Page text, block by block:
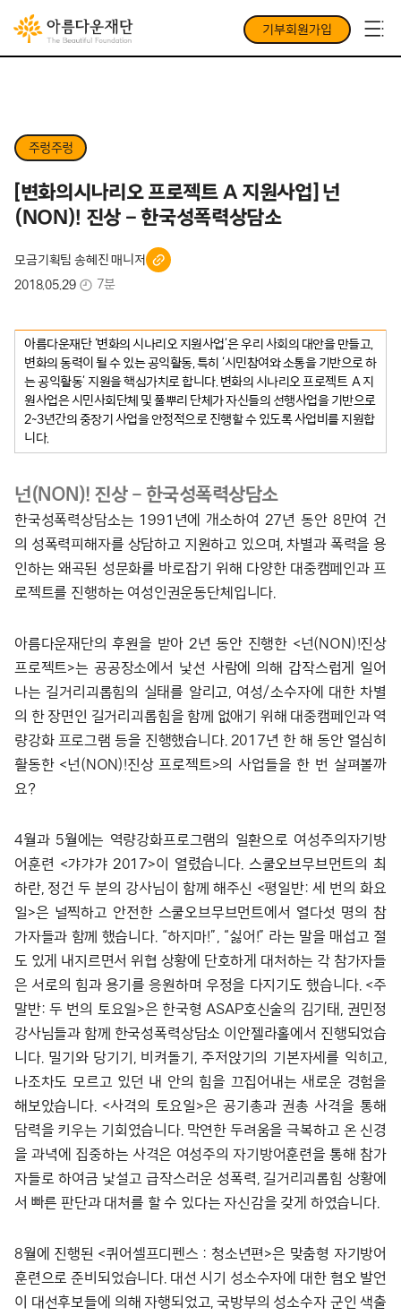
기부회원가입
주렁주렁
[변화의시나리오 프로젝트 A 지원사업] 넌
(NON)! 진상 – 한국성폭력상담소
모금기획팀 송혜진 매니저
2018.05.29
7분
아름다운재단 ‘변화의 시나리오 지원사업’은 우리 사회의 대안을 만들고,
변화의 동력이 될 수 있는 공익활동, 특히 ‘시민참여와 소통을 기반으로 하
는 공익활동’ 지원을 핵심가치로 합니다. 변화의 시나리오 프로젝트 A 지
원사업은 시민사회단체 및 풀뿌리 단체가 자신들의 선행사업을 기반으로
2~3년간의 중장기 사업을 안정적으로 진행할 수 있도록 사업비를 지원합
니다.
넌(NON)! 진상 – 한국성폭력상담소
한국성폭력상담소는 1991년에 개소하여 27년 동안 8만여 건
의 성폭력피해자를 상담하고 지원하고 있으며, 차별과 폭력을 용
인하는 왜곡된 성문화를 바로잡기 위해 다양한 대중캠페인과 프
로젝트를 진행하는 여성인권운동단체입니다.
아름다운재단의 후원을 받아 2년 동안 진행한 <넌(NON)!진상
프로젝트>는 공공장소에서 낯선 사람에 의해 갑작스럽게 일어
나는 길거리괴롭힘의 실태를 알리고, 여성/소수자에 대한 차별
의 한 장면인 길거리괴롭힘을 함께 없애기 위해 대중캠페인과 역
량강화 프로그램 등을 진행했습니다. 2017년 한 해 동안 열심히
활동한 <넌(NON)!진상 프로젝트>의 사업들을 한 번 살펴볼까
요?
4월과 5월에는 역량강화프로그램의 일환으로 여성주의자기방
어훈련 <갸갸갸 2017>이 열렸습니다. 스쿨오브무브먼트의 최
하란, 정건 두 분의 강사님이 함께 해주신 <평일반: 세 번의 화요
일>은 널찍하고 안전한 스쿨오브무브먼트에서 열다섯 명의 참
가자들과 함께 했습니다. “하지마!”, “싫어!” 라는 말을 매섭고 절
도 있게 내지르면서 위협 상황에 단호하게 대처하는 각 참가자들
은 서로의 힘과 용기를 응원하며 우정을 다지기도 했습니다. <주
말반: 두 번의 토요일>은 한국형 ASAP호신술의 김기태, 권민정
강사님들과 함께 한국성폭력상담소 이안젤라홀에서 진행되었습
니다. 밀기와 당기기, 비켜돌기, 주저앉기의 기본자세를 익히고,
나조차도 모르고 있던 내 안의 힘을 끄집어내는 새로운 경험을
해보았습니다. <사격의 토요일>은 공기총과 권총 사격을 통해
담력을 키우는 기회였습니다. 막연한 두려움을 극복하고 온 신경
을 과녁에 집중하는 사격은 여성주의 자기방어훈련을 통해 참가
자들로 하여금 낯설고 급작스러운 성폭력, 길거리괴롭힘 상황에
서 빠른 판단과 대처를 할 수 있다는 자신감을 갖게 하였습니다.
8월에 진행된 <퀴어셀프디펜스 : 청소년편>은 맞춤형 자기방어
훈련으로 준비되었습니다. 대선 시기 성소수자에 대한 혐오 발언
이 대선후보들에 의해 자행되었고, 국방부의 성소수자 군인 색출